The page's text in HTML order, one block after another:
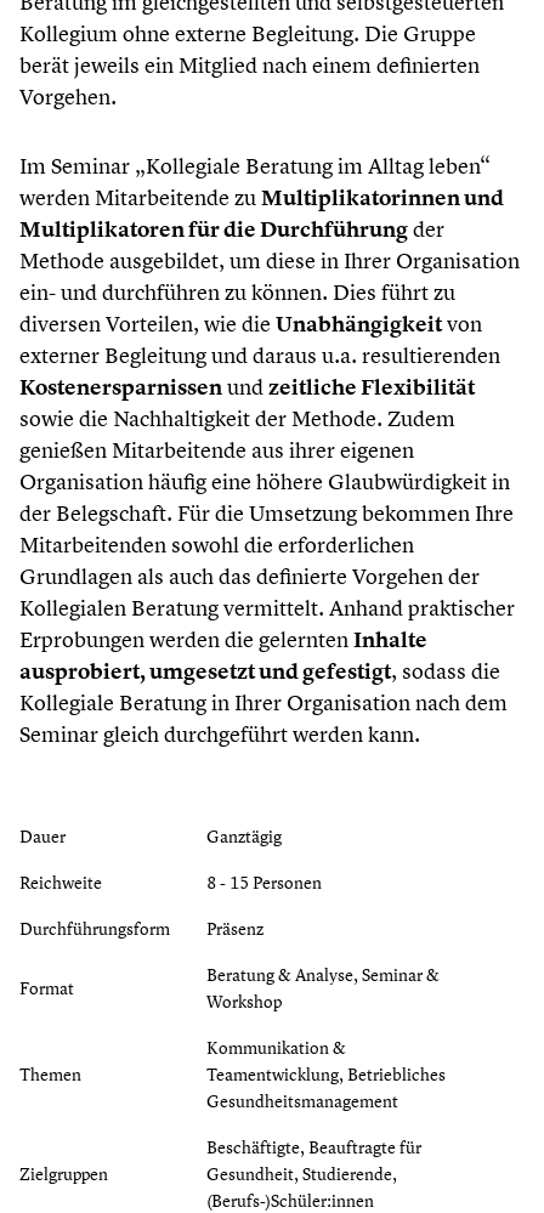
Kollegium ohne externe Begleitung. Die Gruppe
berät jeweils ein Mitglied nach einem definierten
Vorgehen.
Im Seminar „Kollegiale Beratung im Alltag leben“
werden Mitarbeitende zuMultiplikatorinnen und
Multiplikatoren für die Durchführungder
Methode ausgebildet, um diese in Ihrer Organisation
ein- und durchführen zu können. Dies führt zu
diversen Vorteilen, wie die Unabhängigkeitvon
externer Begleitung und daraus u.a. resultierenden
Kostenersparnissenundzeitliche Flexibilität
sowie die Nachhaltigkeit der Methode. Zudem
genießen Mitarbeitende aus ihrer eigenen
Organisation häufig eine höhere Glaubwürdigkeit in
der Belegschaft. Für die Umsetzung bekommen Ihre
Mitarbeitenden sowohl die erforderlichen
Grundlagen als auch das definierte Vorgehen der
Kollegialen Beratung vermittelt. Anhand praktischer
Erprobungen werden die gelerntenInhalte
ausprobiert, umgesetzt und gefestigt, sodass die
Kollegiale Beratung in Ihrer Organisation nach dem
Seminar gleich durchgeführt werden kann.
Dauer
Ganztägig
Reichweite
8 - 15 Personen
Durchführungsform
Präsenz
Format
Beratung & Analyse, Seminar &
Workshop
Themen
Kommunikation &
Teamentwicklung, Betriebliches
Gesundheitsmanagement
Zielgruppen
Beschäftigte, Beauftragte für
Gesundheit, Studierende,
(Berufs-)Schüler:innen